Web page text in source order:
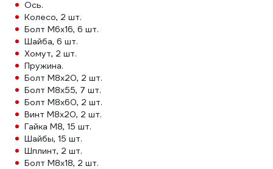
Ось.
Колесо, 2 шт.
Болт М6х16, 6 шт.
Шайба, 6 шт.
Хомут, 2 шт.
Пружина.
Болт М8х20, 2 шт.
Болт М8х55, 7 шт.
Болт М8х60, 2 шт.
Винт М8х20, 2 шт.
Гайка М8, 15 шт.
Шайбы, 15 шт.
Шплинт, 2 шт.
Болт М8х18, 2 шт.